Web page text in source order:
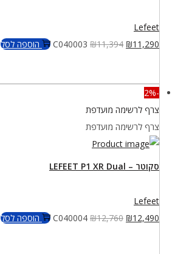
Lefeet
C040003 ₪11,394
המחיר ₪11,290
המחירהוספה לסל
-2%
צרף לרשימה מועדפת
צרף לרשימה מועדפת
סקוטר – LEFEET P1 XR Dual
Lefeet
C040004 ₪12,760
המחיר ₪12,490
המחירהוספה לסל